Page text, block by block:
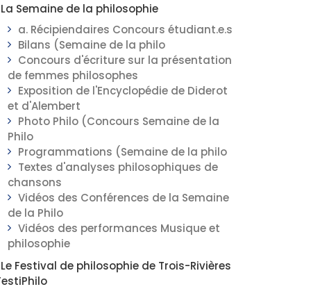
La Semaine de la philosophie
a. Récipiendaires Concours étudiant.e.s
Bilans (Semaine de la philo
Concours d'écriture sur la présentation
de femmes philosophes
Exposition de l'Encyclopédie de Diderot
et d'Alembert
Photo Philo (Concours Semaine de la
Philo
Programmations (Semaine de la philo
Textes d'analyses philosophiques de
chansons
Vidéos des Conférences de la Semaine
de la Philo
Vidéos des performances Musique et
philosophie
Le Festival de philosophie de Trois-Rivières